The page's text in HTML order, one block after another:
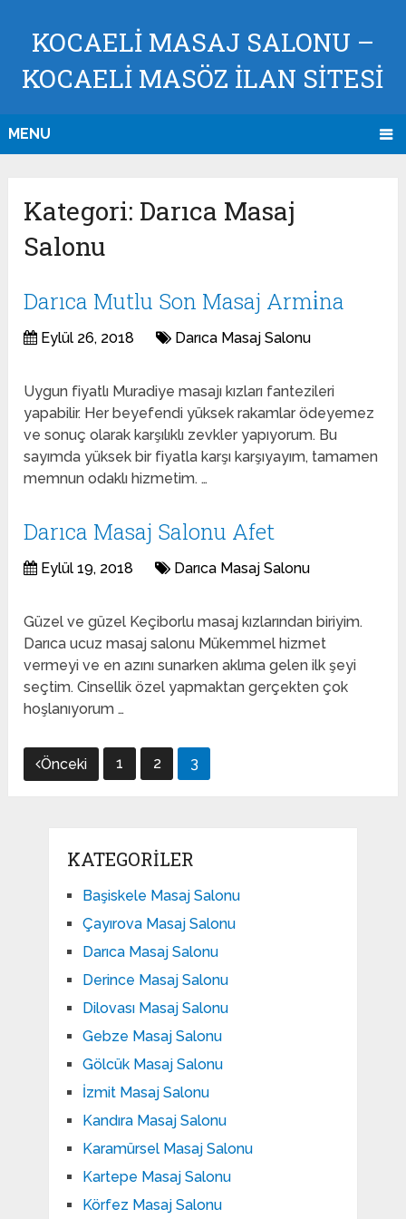
KOCAELI MASAJ SALONU –
KOCAELI MASÖZ İLAN SİTESİ
MENU
Kategori: Darıca Masaj
Salonu
Darıca Mutlu Son Masaj Armi̇na
Eylül 26, 2018 Darıca Masaj Salonu
Uygun fiyatlı Muradiye masajı kızları fantezileri
yapabilir. Her beyefendi yüksek rakamlar ödeyemez
ve sonuç olarak karşılıklı zevkler yapıyorum. Bu
sayımda yüksek bir fiyatla karşı karşıyayım, tamamen
memnun odaklı hizmetim. …
Darıca Masaj Salonu Afet
Eylül 19, 2018 Darıca Masaj Salonu
Güzel ve güzel Keçiborlu masaj kızlarından biriyim.
Darıca ucuz masaj salonu Mükemmel hizmet
vermeyi ve en azını sunarken aklıma gelen ilk şeyi
seçtim. Cinsellik özel yapmaktan gerçekten çok
hoşlanıyorum …
Yazı
gezinmesi
Önceki 1 2 3
KATEGORILER
Başiskele Masaj Salonu
Çayırova Masaj Salonu
Darıca Masaj Salonu
Derince Masaj Salonu
Dilovası Masaj Salonu
Gebze Masaj Salonu
Gölcük Masaj Salonu
İzmit Masaj Salonu
Kandıra Masaj Salonu
Karamürsel Masaj Salonu
Kartepe Masaj Salonu
Körfez Masaj Salonu